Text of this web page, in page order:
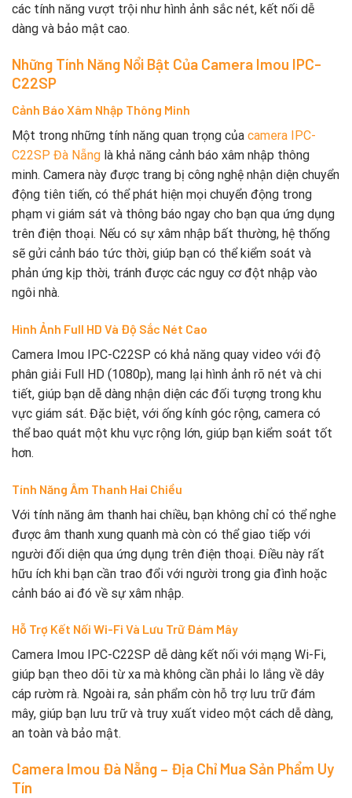
các tính năng vượt trội như hình ảnh sắc nét, kết nối dễ
dàng và bảo mật cao.
Những Tính Năng Nổi Bật Của Camera Imou IPC-
C22SP
Cảnh Báo Xâm Nhập Thông Minh
Một trong những tính năng quan trọng của camera IPC-
C22SP Đà Nẵng là khả năng cảnh báo xâm nhập thông
minh. Camera này được trang bị công nghệ nhận diện chuyển
động tiên tiến, có thể phát hiện mọi chuyển động trong
phạm vi giám sát và thông báo ngay cho bạn qua ứng dụng
trên điện thoại. Nếu có sự xâm nhập bất thường, hệ thống
sẽ gửi cảnh báo tức thời, giúp bạn có thể kiểm soát và
phản ứng kịp thời, tránh được các nguy cơ đột nhập vào
ngôi nhà.
Hình Ảnh Full HD Và Độ Sắc Nét Cao
Camera Imou IPC-C22SP có khả năng quay video với độ
phân giải Full HD (1080p), mang lại hình ảnh rõ nét và chi
tiết, giúp bạn dễ dàng nhận diện các đối tượng trong khu
vực giám sát. Đặc biệt, với ống kính góc rộng, camera có
thể bao quát một khu vực rộng lớn, giúp bạn kiểm soát tốt
hơn.
Tính Năng Âm Thanh Hai Chiều
Với tính năng âm thanh hai chiều, bạn không chỉ có thể nghe
được âm thanh xung quanh mà còn có thể giao tiếp với
người đối diện qua ứng dụng trên điện thoại. Điều này rất
hữu ích khi bạn cần trao đổi với người trong gia đình hoặc
cảnh báo ai đó về sự xâm nhập.
Hỗ Trợ Kết Nối Wi-Fi Và Lưu Trữ Đám Mây
Camera Imou IPC-C22SP dễ dàng kết nối với mạng Wi-Fi,
giúp bạn theo dõi từ xa mà không cần phải lo lắng về dây
cáp rườm rà. Ngoài ra, sản phẩm còn hỗ trợ lưu trữ đám
mây, giúp bạn lưu trữ và truy xuất video một cách dễ dàng,
an toàn và bảo mật.
Camera Imou Đà Nẵng – Địa Chỉ Mua Sản Phẩm Uy
Tín